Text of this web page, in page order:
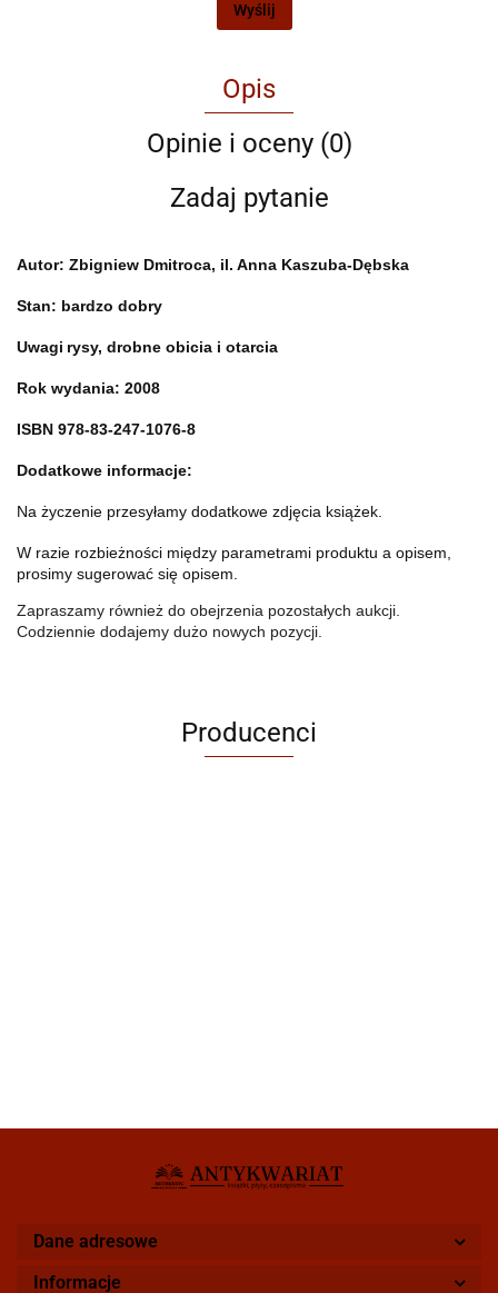
Wyślij
Opis
Opinie i oceny (0)
Zadaj pytanie
Autor: Zbigniew Dmitroca, il. Anna Kaszuba-Dębska
Stan: bardzo dobry
Uwagi rysy, drobne obicia i otarcia
Rok wydania: 2008
ISBN 978-83-247-1076-8
Dodatkowe informacje:
Na życzenie przesyłamy dodatkowe zdjęcia książek.
W razie rozbieżności między parametrami produktu a opisem,
prosimy sugerować się opisem.
Zapraszamy również do obejrzenia pozostałych aukcji.
Codziennie dodajemy dużo nowych pozycji.
Producenci
Dane adresowe
Informacje